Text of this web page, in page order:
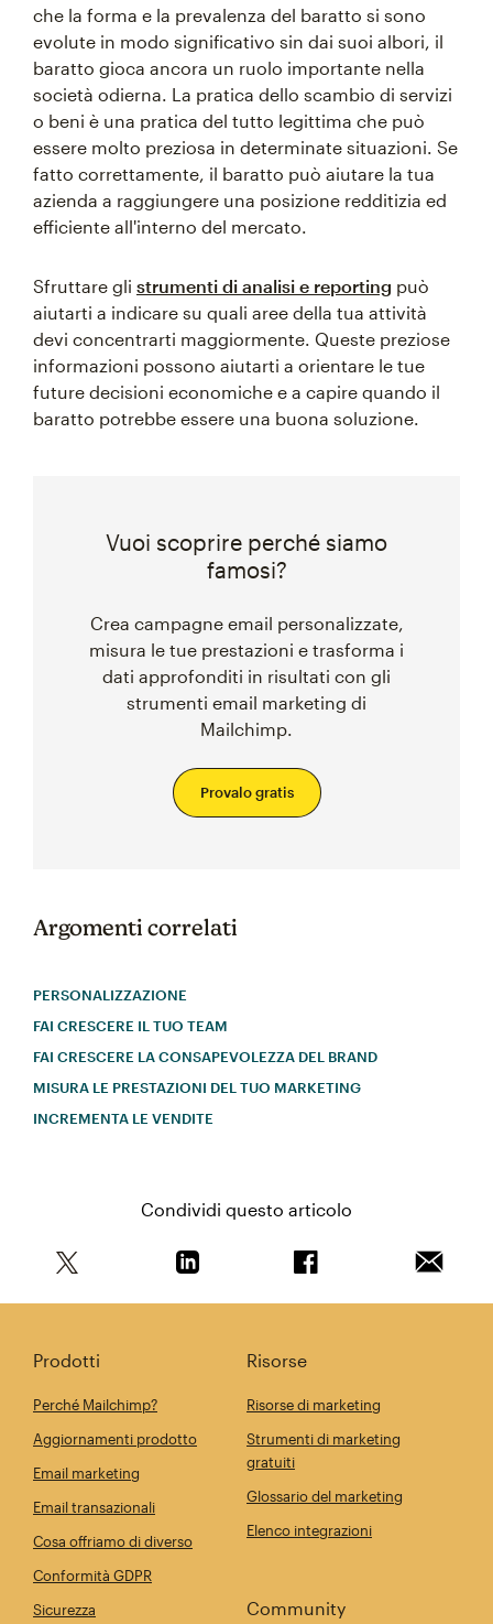
che la forma e la prevalenza del baratto si sono
evolute in modo significativo sin dai suoi albori, il
baratto gioca ancora un ruolo importante nella
società odierna. La pratica dello scambio di servizi
o beni è una pratica del tutto legittima che può
essere molto preziosa in determinate situazioni. Se
fatto correttamente, il baratto può aiutare la tua
azienda a raggiungere una posizione redditizia ed
efficiente all'interno del mercato.
Sfruttare gli strumenti di analisi e reporting può
aiutarti a indicare su quali aree della tua attività
devi concentrarti maggiormente. Queste preziose
informazioni possono aiutarti a orientare le tue
future decisioni economiche e a capire quando il
baratto potrebbe essere una buona soluzione.
Vuoi scoprire perché siamo
famosi?
Crea campagne email personalizzate,
misura le tue prestazioni e trasforma i
dati approfonditi in risultati con gli
strumenti email marketing di
Mailchimp.
Provalo gratis
Argomenti correlati
PERSONALIZZAZIONE
FAI CRESCERE IL TUO TEAM
FAI CRESCERE LA CONSAPEVOLEZZA DEL BRAND
MISURA LE PRESTAZIONI DEL TUO MARKETING
INCREMENTA LE VENDITE
Condividi questo articolo
Prodotti
Perché Mailchimp?
Aggiornamenti prodotto
Email marketing
Email transazionali
Cosa offriamo di diverso
Conformità GDPR
Sicurezza
Risorse
Risorse di marketing
Strumenti di marketing
gratuiti
Glossario del marketing
Elenco integrazioni
Community